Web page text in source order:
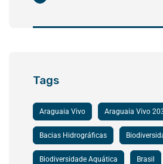
Tags
Araguaia Vivo Araguaia Vivo
Bacias Hidrográficas
Biodiversidade Aquática Brasil